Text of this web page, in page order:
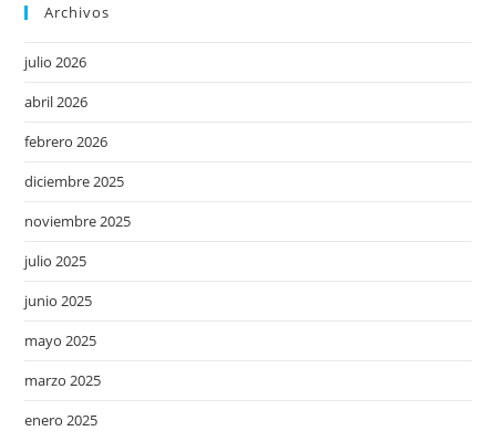
Archivos
julio 2026
abril 2026
febrero 2026
diciembre 2025
noviembre 2025
julio 2025
junio 2025
mayo 2025
marzo 2025
enero 2025